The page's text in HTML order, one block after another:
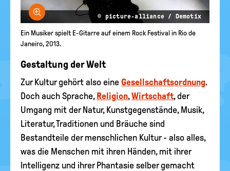
Bild vergrößern
© picture-alliance / Demotix
Ein Musiker spielt E-Gitarre auf einem Rock Festival in Rio de
Janeiro, 2013.
Gestaltung der Welt
Zur Kultur gehört also eine Gesellschaftsordnung.
Doch auch Sprache, Religion,Wirtschaft, der
Umgang mit der Natur, Kunstgegenstände, Musik,
Literatur, Traditionen und Bräuche sind
Bestandteile der menschlichen Kultur - also alles,
was die Menschen mit ihren Händen, mit ihrer
Intelligenz und ihrer Phantasie selber gemacht